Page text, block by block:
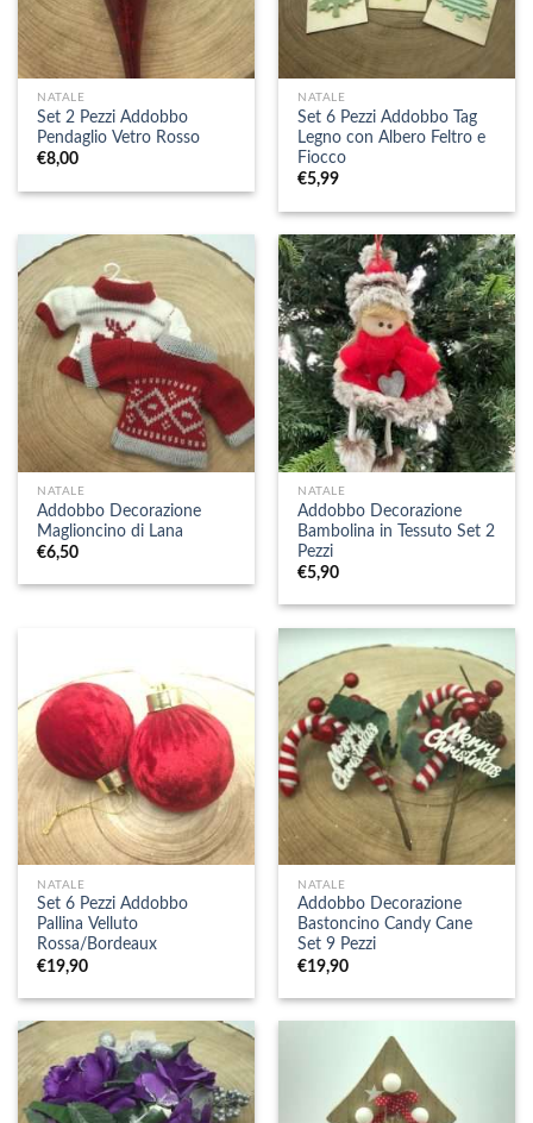
NATALE
Set 2 Pezzi Addobbo
Pendaglio Vetro Rosso
€8,00
NATALE
Set 6 Pezzi Addobbo Tag
Legno con Albero Feltro e
Fiocco
€5,99
NATALE
Addobbo Decorazione
Maglioncino di Lana
€6,50
NATALE
Addobbo Decorazione
Bambolina in Tessuto Set 2
Pezzi
€5,90
NATALE
Set 6 Pezzi Addobbo
Pallina Velluto
Rossa/Bordeaux
€19,90
NATALE
Addobbo Decorazione
Bastoncino Candy Cane
Set 9 Pezzi
€19,90